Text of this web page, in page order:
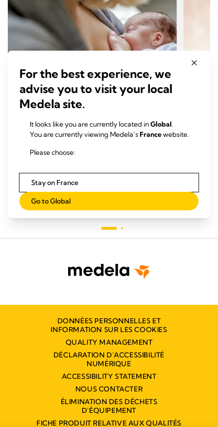
ALLAITEMENT MATERNEL INCLUSIF
Nourrir votre bébé prématuré au
Temps de lecture: 8 min.
En savoir plus
DONNÉES PERSONNELLES ET
INFORMATION SUR LES COOKIES
QUALITY MANAGEMENT
DÉCLARATION D'ACCESSIBILITÉ
NUMÉRIQUE
ACCESSIBILITY STATEMENT
NOUS CONTACTER
ÉLIMINATION DES DÉCHETS
D'ÉQUIPEMENT
FICHE PRODUIT RELATIVE AUX QUALITÉS
For the best experience, we
advise you to visit your local
Medela site.
It looks like you are currently located inGlobal.
You are currently viewing Medela’sFrancewebsite.
Please choose:
Stay on France
Go to Global